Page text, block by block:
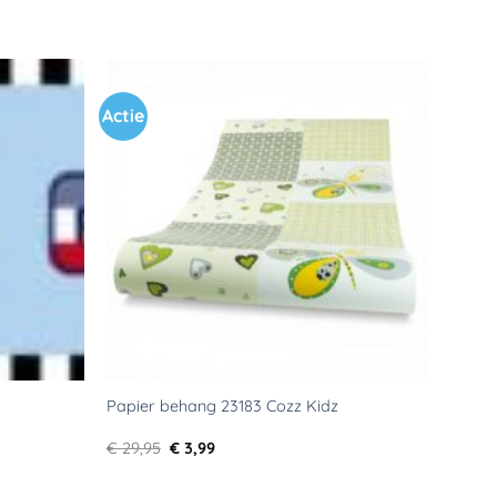
Actie
Toevoegen
Papier behang 23183 Cozz Kidz
€29,95 Oorspronkelijke
prijs
€ 3,99Huidige